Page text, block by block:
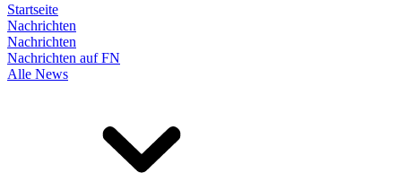
Startseite
Nachrichten
Nachrichten
Nachrichten auf FN
Alle News